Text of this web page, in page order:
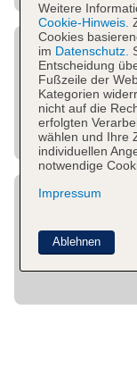
Weitere
Cookie-Hinweis.
Cookies
im Datenschutz.
Entscheidung
Fußzeile der
Kategorien
nicht auf die
erfolgten
wählen und Ihre
individuellen
notwendige
Impressum
Ablehnen